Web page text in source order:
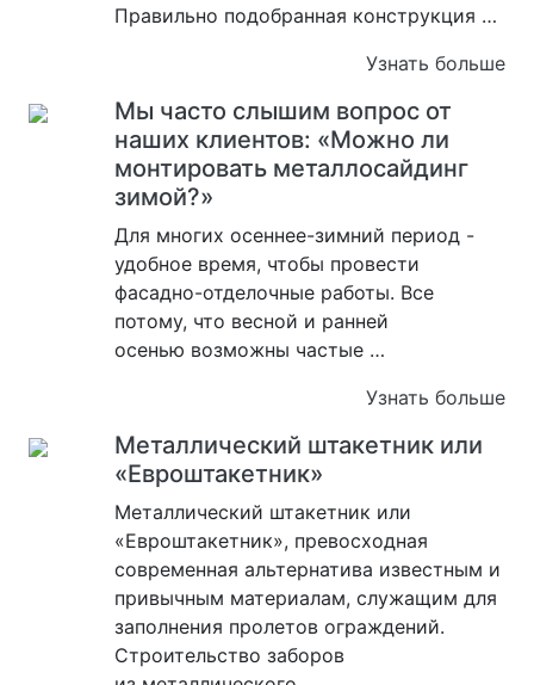
Правильно подобранная конструкция …
Узнать больше
Мы часто слышим вопрос от
наших клиентов: «Можно ли
монтировать металлосайдинг
зимой?»
Для многих осеннее-зимний период -
удобное время, чтобы провести
фасадно-отделочные работы. Все
потому, что весной и ранней
осенью возможны частые …
Узнать больше
Металлический штакетник или
«Евроштакетник»
Металлический штакетник или
«Евроштакетник», превосходная
современная альтернатива известным и
привычным материалам, служащим для
заполнения пролетов ограждений.
Строительство заборов